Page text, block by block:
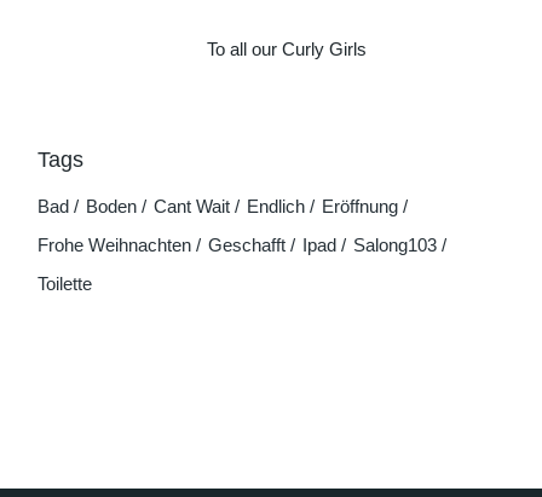
To all our Curly Girls
Tags
Bad Boden Cant Wait Endlich
Eröffnung
Frohe Weihnachten
Geschafft Ipad
Salong103
Toilette